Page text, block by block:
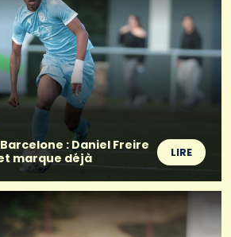
: Daniel Freire
marque déjà
LIRE